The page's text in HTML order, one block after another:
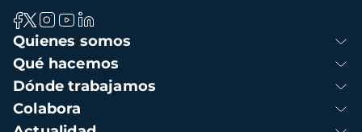
Navegación
principal
Quienes somos
Qué hacemos
Dónde trabajamos
Colabora